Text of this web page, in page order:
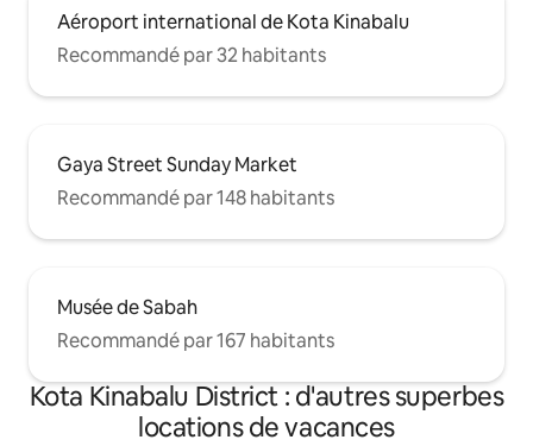
Aéroport international de Kota Kinabalu
Recommandé par 32 habitants
Gaya Street Sunday Market
Recommandé par 148 habitants
Musée de Sabah
Recommandé par 167 habitants
Kota Kinabalu District : d'autres superbes
locations de vacances